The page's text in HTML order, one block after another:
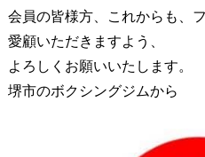
会員の皆様方、これからも、
愛顧いただきますよう、
よろしくお願いいたします。
堺市のボクシングジムから